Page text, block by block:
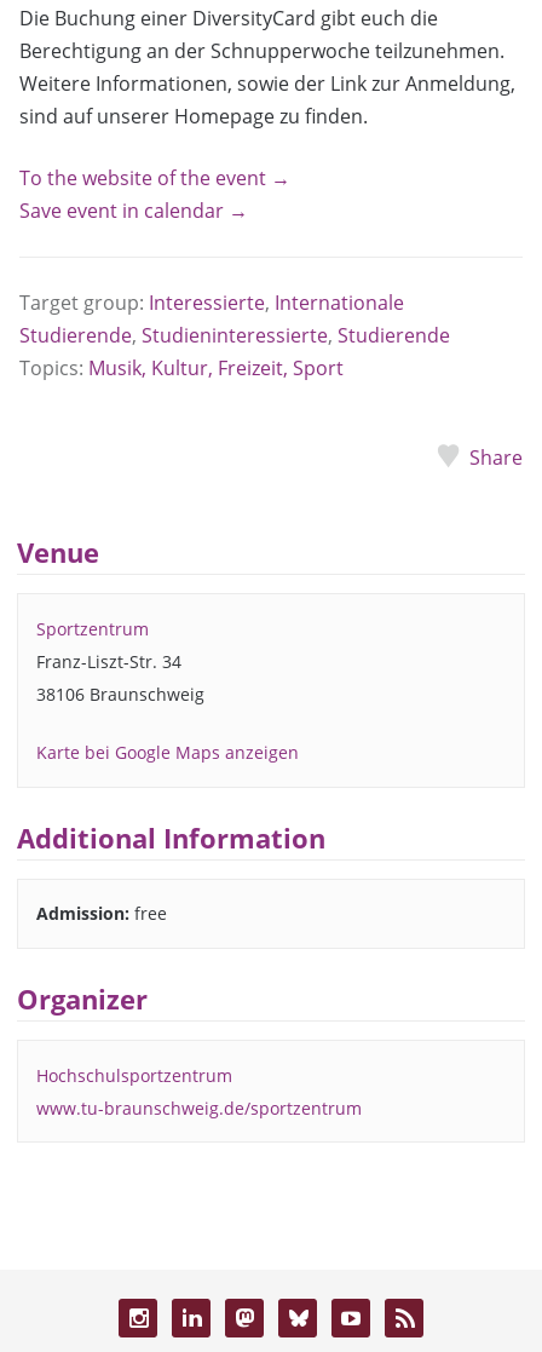
Die Buchung einer DiversityCard gibt euch die
Berechtigung an der Schnupperwoche teilzunehmen.
Weitere Informationen, sowie der Link zur Anmeldung,
sind auf unserer Homepage zu finden.
To the website of the event →
Save event in calendar →
Target group: Interessierte, Internationale
Studierende, Studieninteressierte, Studierende
Topics: Musik, Kultur, Freizeit, Sport
Share
Venue
Sportzentrum
Franz-Liszt-Str. 34
38106 Braunschweig
Karte bei Google Maps anzeigen
Additional Information
Admission: free
Organizer
Hochschulsportzentrum
www.tu-braunschweig.de/sportzentrum